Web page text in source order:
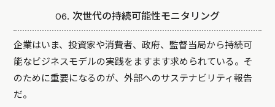
06. 次世代の持続可能性モニタリング
企業はいま、投資家や消費者、政府、監督当局から持続可
能なビジネスモデルの実践をますます求められている。そ
のために重要になるのが、外部へのサステナビリティ報告
だ。